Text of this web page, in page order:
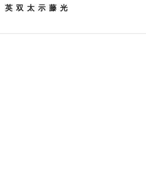
英 双 太 示 藤 光